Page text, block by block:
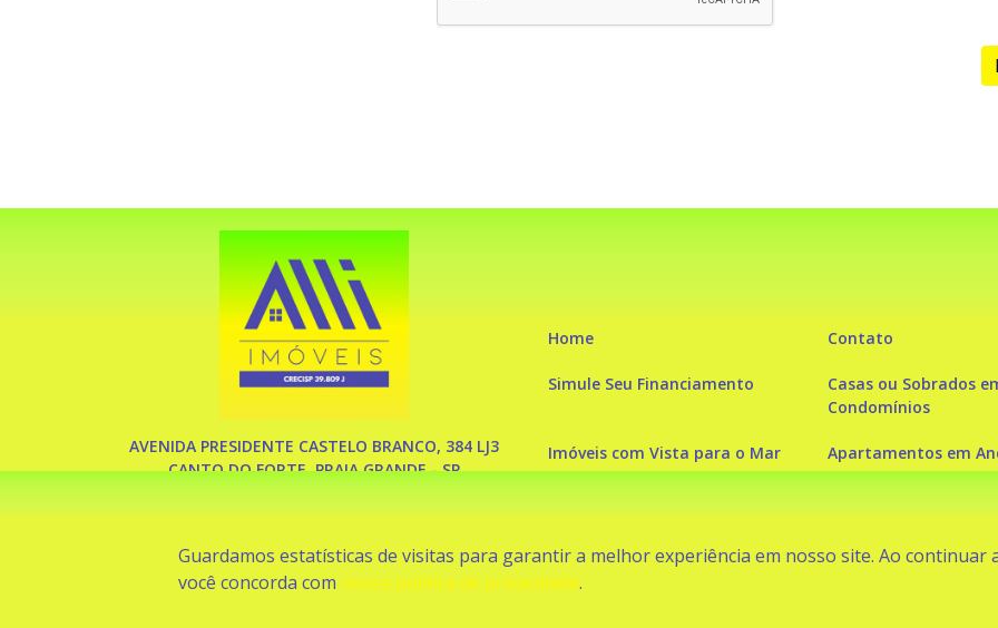
Guardamos estatísticas de visitas para garantir a melhor experiência em nosso site. Ao continuar
você concorda com nossa política de privacidade.
AVENIDA PRESIDENTE CASTELO BRANCO, 384 LJ3
CANTO DO FORTE, PRAIA GRANDE - SP
Home Contato
Simule Seu Financiamento
Casas ou Sobrados
Condomínios
Imóveis com Vista para o Mar Apartamentos em